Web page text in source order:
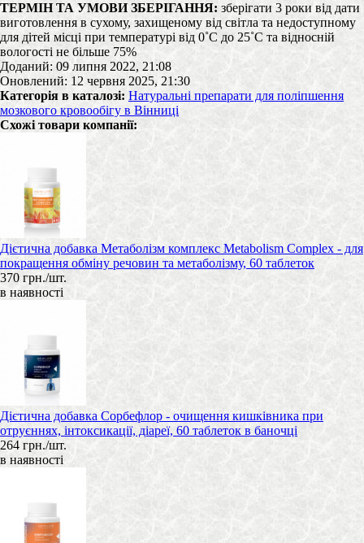
ТЕРМІН ТА УМОВИ ЗБЕРІГАННЯ: зберігати 3 роки від дати
виготовлення в сухому, захищеному від світла та недоступному
для дітей місці при температурі від 0˚С до 25˚С та відносній
вологості не більше 75%
Доданий: 09 липня 2022, 21:08
Оновлений: 12 червня 2025, 21:30
Категорія в каталозі: Натуральні препарати для поліпшення
мозкового кровообігу в Вінниці
Схожі товари компанії:
Дієтична добавка Метаболізм комплекс Metabolism Complex - для
покращення обміну речовин та метаболізму, 60 таблеток
370 грн./шт.
в наявності
Дієтична добавка Сорбефлор - очищення кишківника при
отруєннях, інтоксикації, діареї, 60 таблеток в баночці
264 грн./шт.
в наявності